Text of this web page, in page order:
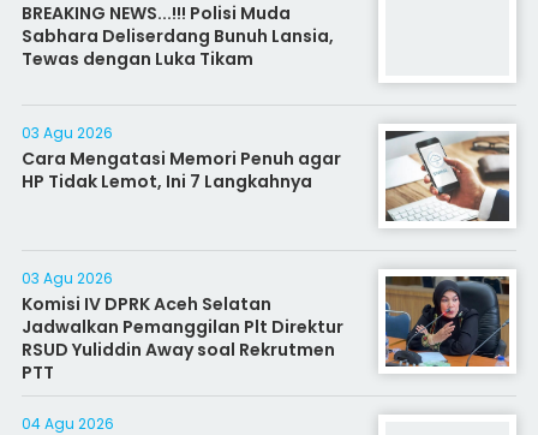
BREAKING NEWS...!!! Polisi Muda
Sabhara Deliserdang Bunuh Lansia,
Tewas dengan Luka Tikam
03 Agu 2026
Cara Mengatasi Memori Penuh agar
HP Tidak Lemot, Ini 7 Langkahnya
03 Agu 2026
Komisi IV DPRK Aceh Selatan
Jadwalkan Pemanggilan Plt Direktur
RSUD Yuliddin Away soal Rekrutmen
PTT
04 Agu 2026